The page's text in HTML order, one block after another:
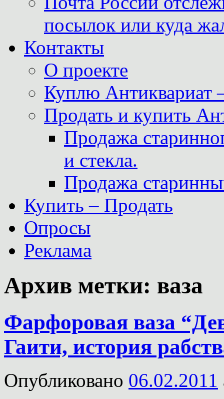
посылок или куда
Контакты
О проекте
Куплю Антиквариат
Продать и купить
Продажа
и стекла.
Продажа
Купить – Продать
Опросы
Реклама
Архив метки: ваза
Фарфоровая ваза
Гаити, история
Опубликовано 06.02.2011